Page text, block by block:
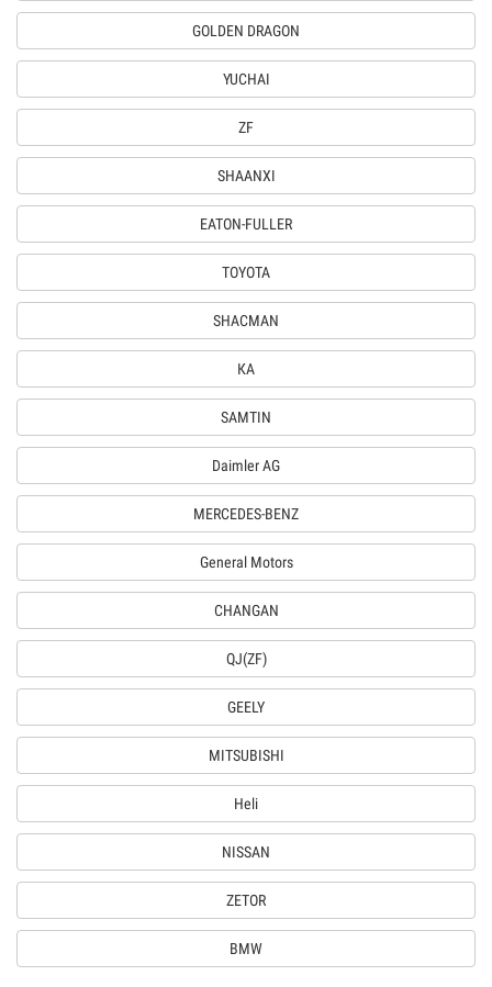
GOLDEN DRAGON
YUCHAI
ZF
SHAANXI
EATON-FULLER
TOYOTA
SHACMAN
КА
SAMTIN
Daimler AG
MERCEDES-BENZ
General Motors
CHANGAN
QJ(ZF)
GEELY
MITSUBISHI
Heli
NISSAN
ZETOR
BMW